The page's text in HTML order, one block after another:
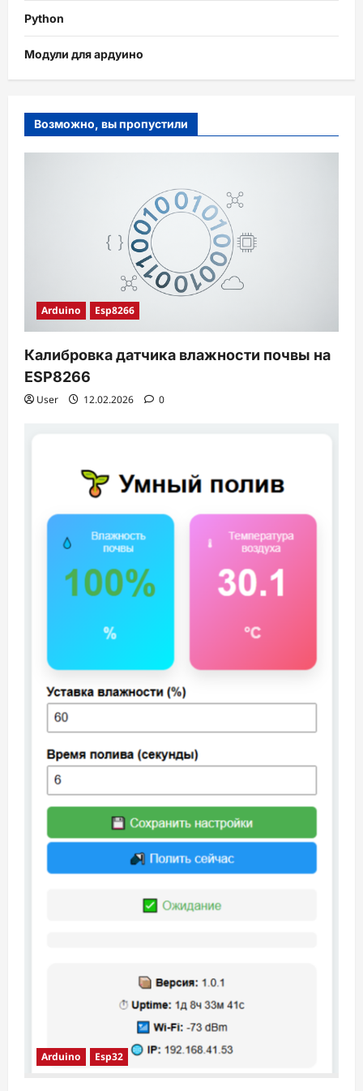
Python
Модули для ардуино
Возможно, вы пропустили
Arduino Esp8266
Калибровка датчика влажности почвы на
ESP8266
User 12.02.2026 0
Arduino Esp32